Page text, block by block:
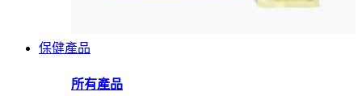
保健產品
所有產品